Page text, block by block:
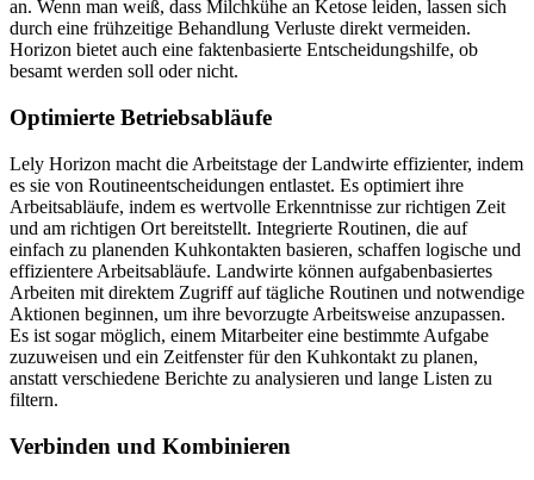
an. Wenn man weiß, dass Milchkühe an Ketose leiden, lassen sich
durch eine frühzeitige Behandlung Verluste direkt vermeiden.
Horizon bietet auch eine faktenbasierte Entscheidungshilfe, ob
besamt werden soll oder nicht.
Optimierte Betriebsabläufe
Lely Horizon macht die Arbeitstage der Landwirte effizienter, indem
es sie von Routineentscheidungen entlastet. Es optimiert ihre
Arbeitsabläufe, indem es wertvolle Erkenntnisse zur richtigen Zeit
und am richtigen Ort bereitstellt. Integrierte Routinen, die auf
einfach zu planenden Kuhkontakten basieren, schaffen logische und
effizientere Arbeitsabläufe. Landwirte können aufgabenbasiertes
Arbeiten mit direktem Zugriff auf tägliche Routinen und notwendige
Aktionen beginnen, um ihre bevorzugte Arbeitsweise anzupassen.
Es ist sogar möglich, einem Mitarbeiter eine bestimmte Aufgabe
zuzuweisen und ein Zeitfenster für den Kuhkontakt zu planen,
anstatt verschiedene Berichte zu analysieren und lange Listen zu
filtern.
Verbinden und Kombinieren